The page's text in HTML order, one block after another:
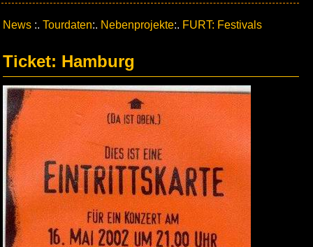
News :. Tourdaten:. Nebenprojekte:. FURT: Festivals
Ticket: Hamburg